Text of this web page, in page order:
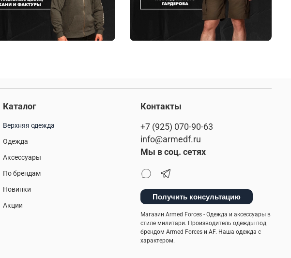
Каталог
Верхняя одежда
Одежда
Аксессуары
По брендам
Новинки
Акции
Контакты
+7 (925) 070-90-63
info@armedf.ru
Мы в соц. сетях
Получить консультацию
Магазин Armed Forces - Одежда и аксессуары в
стиле милитари. Производитель одежды под
брендом Armed Forces и AF. Наша одежда с
характером.